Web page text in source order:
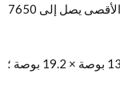
سعة الورق 2: قياسي يصل إلى 1650 ورقة ؛ الحد الأقصى يصل إلى 7650
حجم الورق: قياسي 3.94 بوصة × 5.83 بوصة إلى 13 بوصة × 19.2 بوصة ؛